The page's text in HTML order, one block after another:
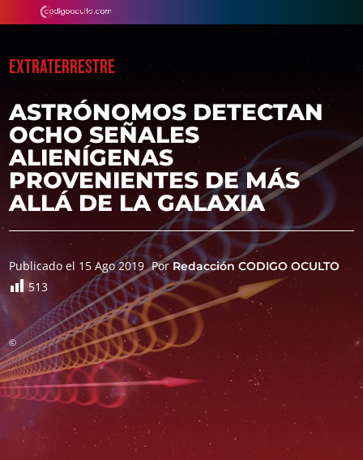
EXTRATERRESTRE
ASTRÓNOMOS DETECTAN
OCHO SEÑALES
ALIENÍGENAS
PROVENIENTES DE MÁS
ALLÁ DE LA GALAXIA
Publicado el 15 Ago 2019 PorRedacción CODIGO OCULTO
513
©